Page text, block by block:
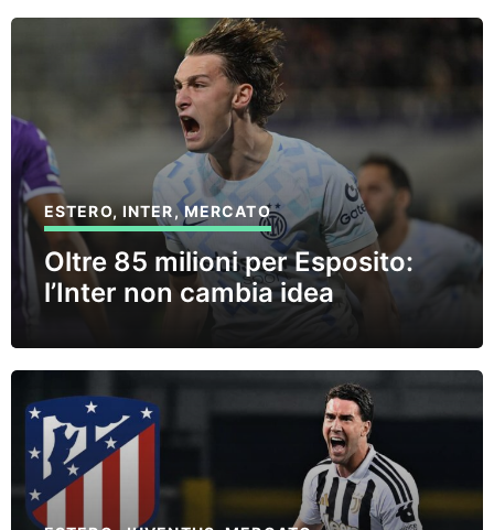
ESTERO, INTER,MERCATO
Oltre 85 milioni per Esposito:
l’Inter non cambia idea